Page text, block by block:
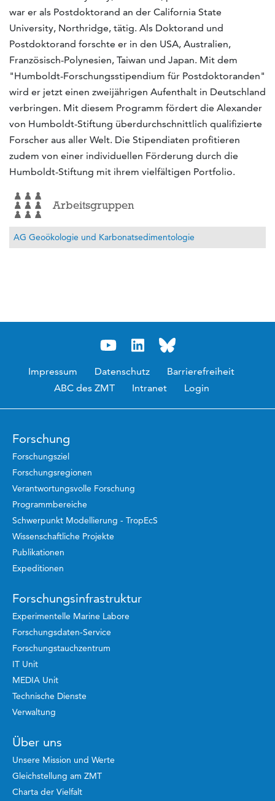
war er als Postdoktorand an der California State
University, Northridge, tätig. Als Doktorand und
Postdoktorand forschte er in den USA, Australien,
Französisch-Polynesien, Taiwan und Japan. Mit dem
"Humboldt-Forschungsstipendium für Postdoktoranden"
wird er jetzt einen zweijährigen Aufenthalt in Deutschland
verbringen. Mit diesem Programm fördert die Alexander
von Humboldt-Stiftung überdurchschnittlich qualifizierte
Forscher aus aller Welt. Die Stipendiaten profitieren
zudem von einer individuellen Förderung durch die
Humboldt-Stiftung mit ihrem vielfältigen Portfolio.
Arbeitsgruppen
AG Geoökologie und Karbonatsedimentologie
Impressum Datenschutz
Barrierefreiheit
ABC des ZMT
Intranet Login
Forschung
Forschungsziel
Forschungsregionen
Verantwortungsvolle Forschung
Programmbereiche
Schwerpunkt Modellierung - TropEcS
Wissenschaftliche Projekte
Publikationen
Expeditionen
Forschungsinfrastruktur
Experimentelle Marine Labore
Forschungsdaten-Service
Forschungstauchzentrum
IT Unit
MEDIA Unit
Technische Dienste
Verwaltung
Über uns
Unsere Mission und Werte
Gleichstellung am ZMT
Charta der Vielfalt